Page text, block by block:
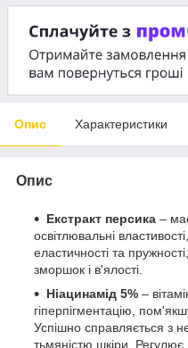
Опис Характеристики
Опис
Екстракт персика –
освітлювальні
еластичності та
зморшок і в'ялості.
Ніацинамід 5% –
гіперпігментацію,
Успішно справляється з
тьмяністю шкіри.